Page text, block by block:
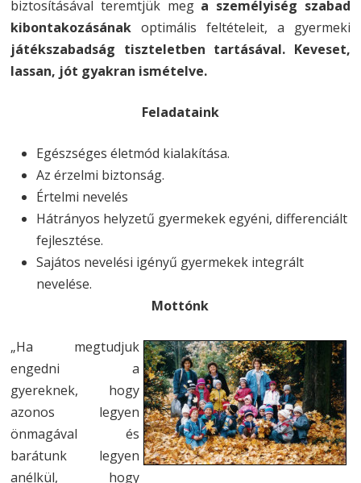
biztosításával teremtjük meg a személyiség szabad
kibontakozásának optimális feltételeit, a gyermeki
játékszabadság tiszteletben tartásával. Keveset,
lassan, jót gyakran ismételve.
Feladataink
Egészséges életmód kialakítása.
Az érzelmi biztonság.
Értelmi nevelés
Hátrányos helyzetű gyermekek egyéni, differenciált
fejlesztése.
Sajátos nevelési igényű gyermekek integrált
nevelése.
Mottónk
„Ha megtudjuk
engedni a
gyereknek, hogy
azonos legyen
önmagával és
barátunk legyen
anélkül, hogy